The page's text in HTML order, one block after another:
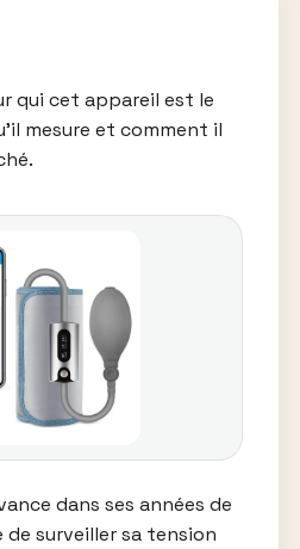
qui cet appareil est le
mesure et comment il
dans ses années de
de surveiller sa tension